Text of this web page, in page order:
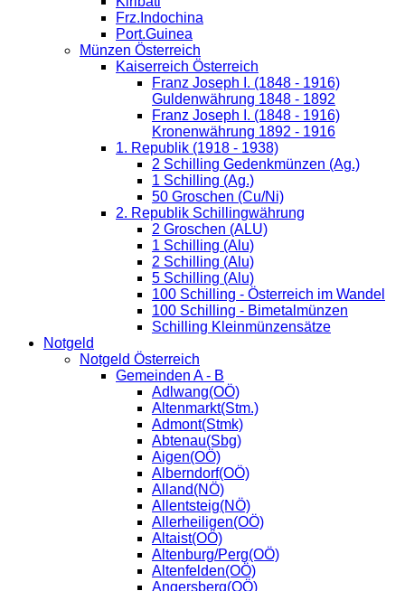
Frz.Indochina
Port.Guinea
Münzen Österreich
Kaiserreich Österreich
Franz Joseph I. (1848 - 1916)
Guldenwährung 1848 - 1892
Franz Joseph I. (1848 - 1916)
Kronenwährung 1892 - 1916
1. Republik (1918 - 1938)
2 Schilling Gedenkmünzen (Ag.)
1 Schilling (Ag.)
50 Groschen (Cu/Ni)
2. Republik Schillingwährung
2 Groschen (ALU)
1 Schilling (Alu)
2 Schilling (Alu)
5 Schilling (Alu)
100 Schilling - Österreich im Wandel
100 Schilling - Bimetalmünzen
Schilling Kleinmünzensätze
Notgeld
Notgeld Österreich
Gemeinden A - B
Adlwang(OÖ)
Altenmarkt(Stm.)
Admont(Stmk)
Abtenau(Sbg)
Aigen(OÖ)
Alberndorf(OÖ)
Alland(NÖ)
Allentsteig(NÖ)
Allerheiligen(OÖ)
Altaist(OÖ)
Altenburg/Perg(OÖ)
Altenfelden(OÖ)
Angersberg(OÖ)